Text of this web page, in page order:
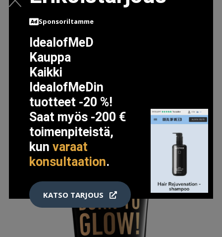
MEIKKIVOIDE
43.95 EUR
Sponsoriltamme
IdealofMeD
Kauppa
Kaikki
IdealofMeDin
tuotteet -20 %!
Saat myös -200 €
toimenpiteistä,
kunvaraat
konsultaation.
KATSO TARJOUS